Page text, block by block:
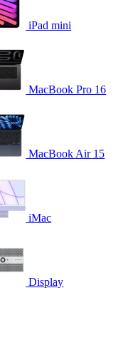
iPad mini
MacBook Pro 16
MacBook Air 15
iMac
Display